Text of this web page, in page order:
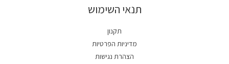
תנאי השימוש
תקנון
מדיניות הפרטיות
הצהרת נגישות